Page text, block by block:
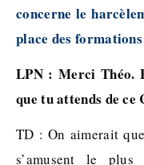
concerne le
place des
LPN : Merci Théo.
que tu attends de ce
TD : On aimerait
s’amusent le